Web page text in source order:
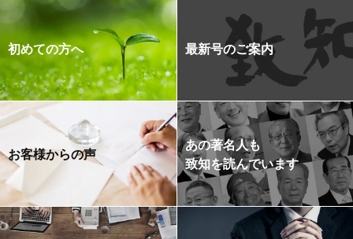
初めての方へ 最新号のご案内
お客様からの声
あの著名人も
致知を読んでいます